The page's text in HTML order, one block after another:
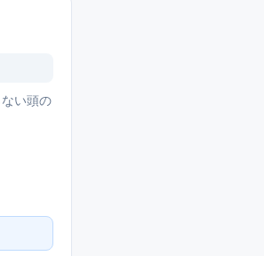
い頭の